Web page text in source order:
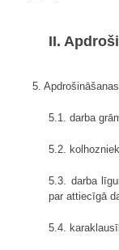
II.
5.
5.1. darba
5.2.
5.3. darba
par attiecīgā
5.4.